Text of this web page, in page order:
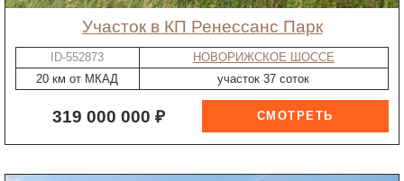
участок в КП Ренессанс Парк
ID-552873
НОВОРИЖСКОЕ ШОССЕ
20 км от МКАД
участок 37 соток
319 000 000 ₽